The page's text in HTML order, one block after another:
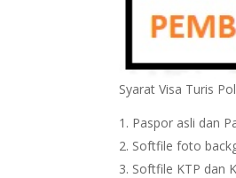
Syarat Visa Turis
Paspor asli dan
Softfile foto
Softfile KTP dan